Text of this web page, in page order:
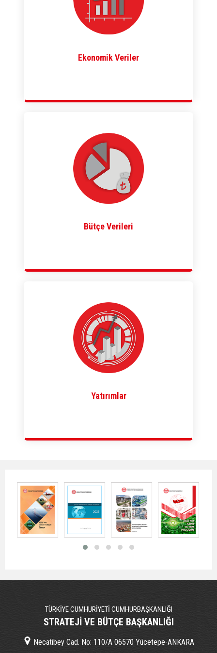
Ekonomik Veriler
Bütçe Verileri
Yatırımlar
TÜRKİYE CUMHURİYETİ CUMHURBAŞKANLIĞI
STRATEJİ VE BÜTÇE BAŞKANLIĞI
Necatibey Cad. No: 110/A 06570 Yücetepe-ANKARA